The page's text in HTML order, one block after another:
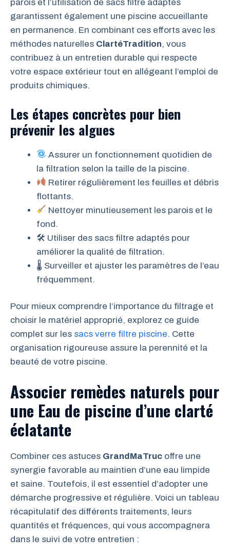
parois et l’utilisation de sacs filtre adaptés
garantissent également une piscine accueillante
en permanence. En combinant ces efforts avec les
méthodes naturelles ClartéTradition, vous
contribuez à un entretien durable qui respecte
votre espace extérieur tout en allégeant l’emploi de
produits chimiques.
Les étapes concrètes pour bien
prévenir les algues
Assurer un fonctionnement quotidien de
la filtration selon la taille de la piscine.
Retirer régulièrement les feuilles et débris
flottants.
Nettoyer minutieusement les parois et le
fond.
🛠 Utiliser des sacs filtre adaptés pour
améliorer la qualité de filtration.
🌡 Surveiller et ajuster les paramètres de l’eau
fréquemment.
Pour mieux comprendre l’importance du filtrage et
choisir le matériel approprié, explorez ce guide
complet sur les sacs verre filtre piscine. Cette
organisation rigoureuse assure la perennité et la
beauté de votre piscine.
Associer remèdes naturels pour
une Eau de piscine d’une clarté
éclatante
Combiner ces astuces GrandMaTruc offre une
synergie favorable au maintien d’une eau limpide
et saine. Toutefois, il est essentiel d’adopter une
démarche progressive et régulière. Voici un tableau
récapitulatif des différents traitements, leurs
quantités et fréquences, qui vous accompagnera
dans le suivi de votre entretien :